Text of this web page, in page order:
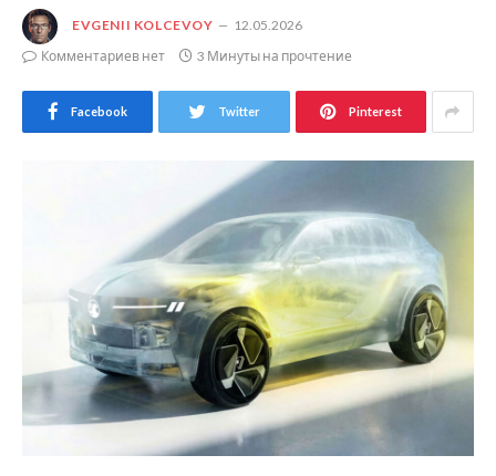
EVGENII KOLCEVOY
12.05.2026
Комментариев нет
3 Минуты на прочтение
Facebook Twitter Pinterest